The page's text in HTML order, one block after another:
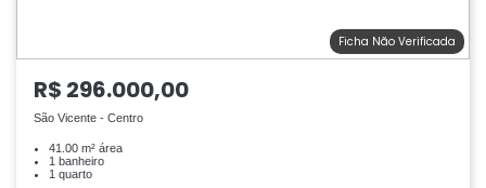
Ficha Não Verificada
R$ 296.000,00
São Vicente - Centro
41.00 m² área
1 banheiro
1 quarto